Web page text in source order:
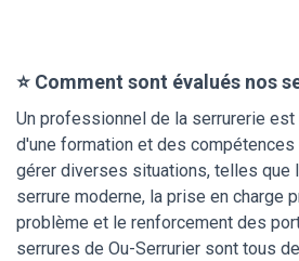
⭐ Comment sont évalués nos
Un professionnel de la serrurerie
d'une formation et des
gérer diverses situations, telles que
serrure moderne, la prise en charge
problème et le renforcement des
serrures de Ou-Serrurier sont tous